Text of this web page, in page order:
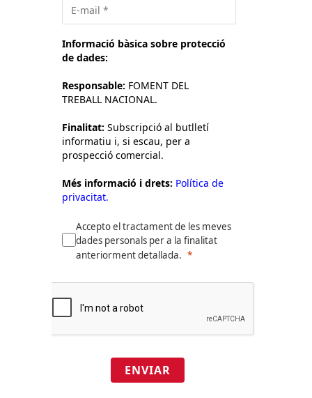
Informació bàsica sobre protecció
de dades:
Responsable: FOMENT DEL
TREBALL NACIONAL.
Finalitat: Subscripció al butlletí
informatiu i, si escau, per a
prospecció comercial.
Més informació i drets: Política de
privacitat.
Accepto el tractament de les meves
dades personals per a la finalitat
anteriorment detallada.
ENVIAR